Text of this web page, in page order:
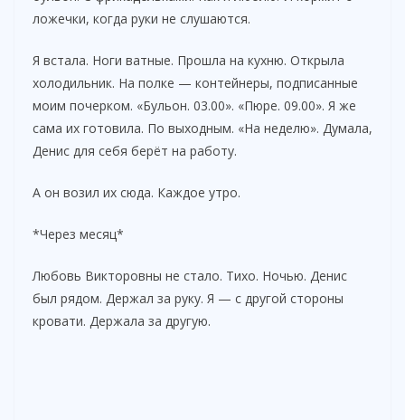
ложечки, когда руки не слушаются.
Я встала. Ноги ватные. Прошла на кухню. Открыла
холодильник. На полке — контейнеры, подписанные
моим почерком. «Бульон. 03.00». «Пюре. 09.00». Я же
сама их готовила. По выходным. «На неделю». Думала,
Денис для себя берёт на работу.
А он возил их сюда. Каждое утро.
*Через месяц*
Любовь Викторовны не стало. Тихо. Ночью. Денис
был рядом. Держал за руку. Я — с другой стороны
кровати. Держала за другую.